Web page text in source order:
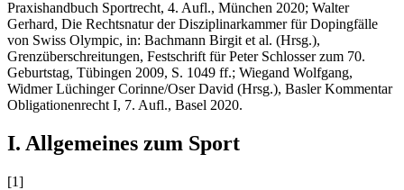
Praxishandbuch Sportrecht, 4. Aufl., München 2020; Walter
Gerhard, Die Rechtsnatur der Disziplinarkammer für Dopingfälle
von Swiss Olympic, in: Bachmann Birgit et al. (Hrsg.),
Grenzüberschreitungen, Festschrift für Peter Schlosser zum 70.
Geburtstag, Tübingen 2009, S. 1049 ff.; Wiegand Wolfgang,
Widmer Lüchinger Corinne/Oser David (Hrsg.), Basler Kommentar
Obligationenrecht I, 7. Aufl., Basel 2020.
I. Allgemeines zum Sport
[1]